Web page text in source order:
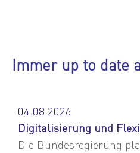
Immer up to date
04.08.2026
Digitalisierung und
Die Bundesregierung